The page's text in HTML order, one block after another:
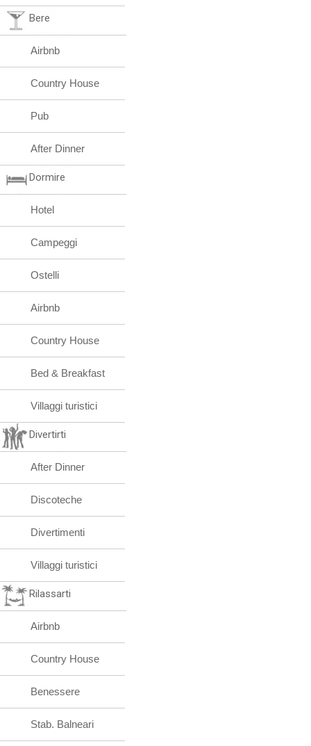
Bere
Airbnb
Country House
Pub
After Dinner
Dormire
Hotel
Campeggi
Ostelli
Airbnb
Country House
Bed & Breakfast
Villaggi turistici
Divertirti
After Dinner
Discoteche
Divertimenti
Villaggi turistici
Rilassarti
Airbnb
Country House
Benessere
Stab. Balneari